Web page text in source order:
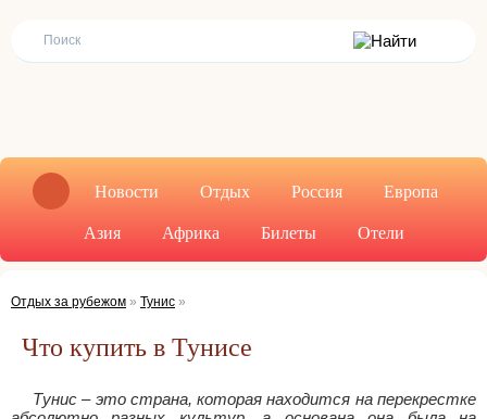
Новости Отдых Россия Европа
Азия Африка Билеты Отели
Отдых за рубежом » Тунис »
Что купить в Тунисе
Тунис – это страна, которая находится на перекрестке